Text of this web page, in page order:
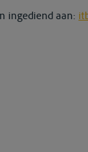
ingediend aan: